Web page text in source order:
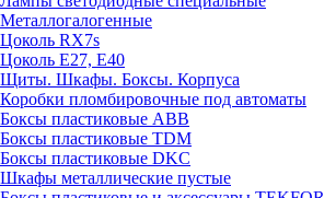
Металлогалогенные
Цоколь RX7s
Цоколь Е27, E40
Щиты. Шкафы. Боксы. Корпуса
Коробки пломбировочные под автоматы
Боксы пластиковые ABB
Боксы пластиковые TDM
Боксы пластиковые DKC
Шкафы металлические пустые